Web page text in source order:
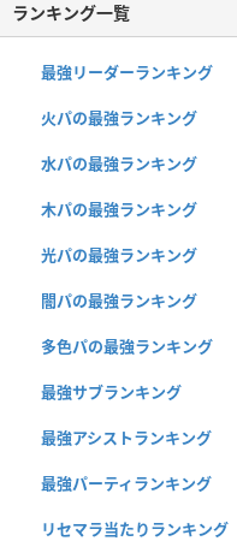
ランキング一覧
最強リーダーランキング
火パの最強ランキング
水パの最強ランキング
木パの最強ランキング
光パの最強ランキング
闇パの最強ランキング
多色パの最強ランキング
最強サブランキング
最強アシストランキング
最強パーティランキング
リセマラ当たりランキング